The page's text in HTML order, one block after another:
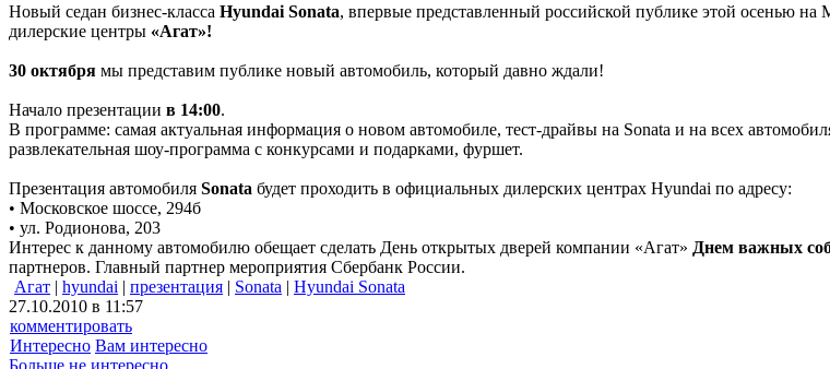
Новый седан бизнес-класса Hyundai Sonata, впервые представленный российской публике этой осенью
дилерские центры «Агат»!
30 октября мы представим публике новый автомобиль, который давно ждали!
Начало презентации в 14:00.
В программе: самая актуальная информация о новом автомобиле, тест-драйвы на Sonata и на всех
развлекательная шоу-программа с конкурсами и подарками, фуршет.
Презентация автомобиля Sonata будет проходить в официальных дилерских центрах Hyundai по адресу:
• Московское шоссе, 294б
• ул. Родионова, 203
Интерес к данному автомобилю обещает сделать День открытых дверей компании «Агат» Днем важных
партнеров. Главный партнер мероприятия Сбербанк России.
Агат | hyundai | презентация | Sonata | Hyundai Sonata
27.10.2010 в 11:57
комментировать
Интересно Вам интересно
Больше не интересно